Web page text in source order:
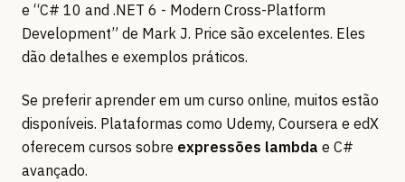
e “C# 10 and .NET 6 - Modern Cross-Platform
Development” de Mark J. Price são excelentes. Eles
dão detalhes e exemplos práticos.
Se preferir aprender em um curso online, muitos estão
disponíveis. Plataformas como Udemy, Coursera e edX
oferecem cursos sobre expressões lambda e C#
avançado.